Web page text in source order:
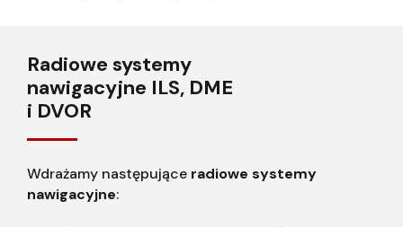
Radiowe systemy
nawigacyjne ILS, DME
i DVOR
Wdrażamy następujące radiowe systemy
nawigacyjne: